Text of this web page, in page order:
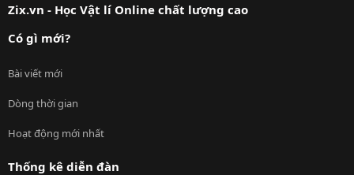
Zix.vn - Học Vật lí Online chất lượng cao
Có gì mới?
Bài viết mới
Dòng thời gian
Hoạt động mới nhất
Thống kê diễn đàn